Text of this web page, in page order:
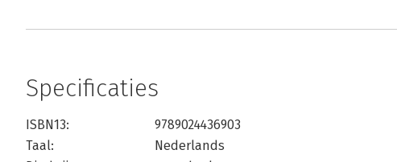
Specificaties
ISBN13:
9789024436903
Taal:
Nederlands